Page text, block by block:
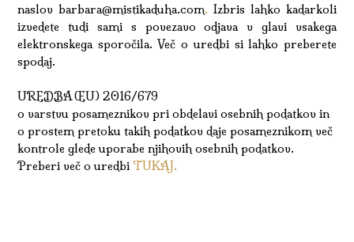
naslov barbara@mistikaduha.com. Izbris lahko kadarkoli
izvedete tudi sami s povezavo odjava v glavi vsakega
elektronskega sporočila. Več o uredbi si lahko preberete
spodaj.
UREDBA (EU) 2016/679
o varstvu posameznikov pri obdelavi osebnih podatkov in
o prostem pretoku takih podatkov daje posameznikom več
kontrole glede uporabe njihovih osebnih podatkov.
Preberi več o uredbi TUKAJ.